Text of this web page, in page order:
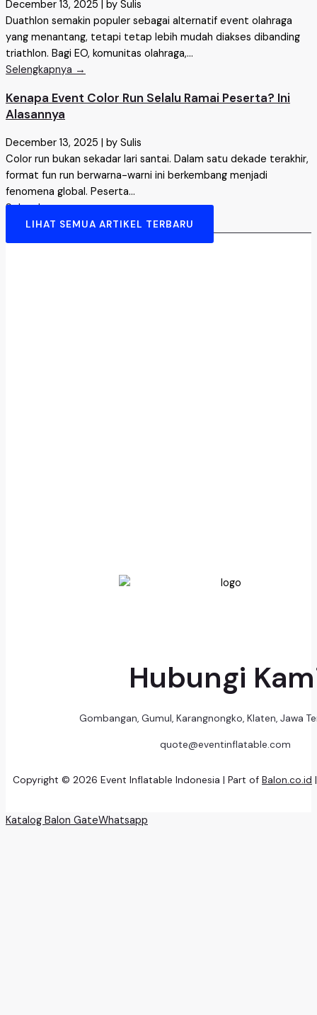
December 13, 2025
by Sulis
Duathlon semakin populer sebagai alternatif event olahraga
yang menantang, tetapi tetap lebih mudah diakses dibanding
triathlon. Bagi EO, komunitas olahraga,...
Selengkapnya →
Kenapa Event Color Run Selalu Ramai Peserta? Ini
Alasannya
December 13, 2025 | by Sulis
Color run bukan sekadar lari santai. Dalam satu dekade terakhir,
format fun run berwarna-warni ini berkembang menjadi
fenomena global. Peserta...
Selengkapnya →
LIHAT SEMUA ARTIKEL TERBARU
Hubungi
Gombangan, Gumul, Karangnongko, Klaten, Jawa
quote@eventinflatable.com
Copyright © 2026 Event Inflatable Indonesia | Part of Balon.co.id
Katalog Balon GateWhatsapp